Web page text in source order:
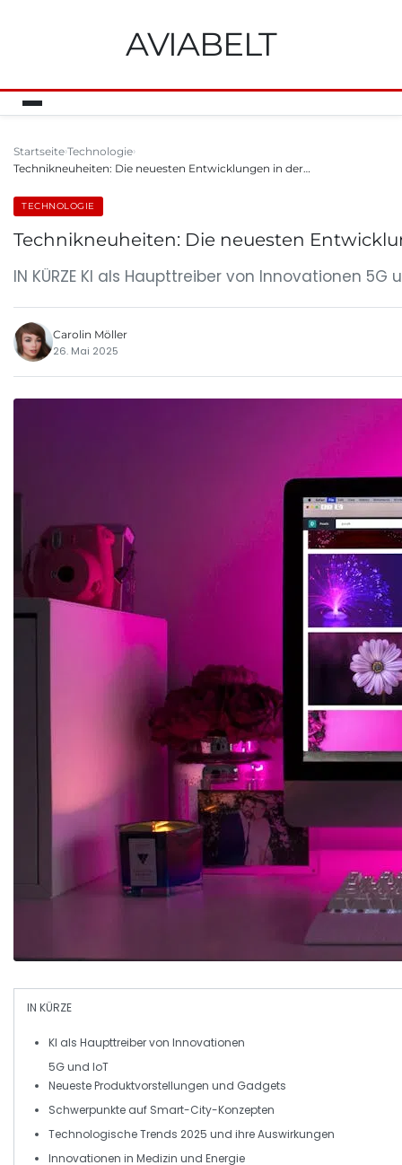
AVIABELT
Startseite Technologie
Technikneuheiten: Die neuesten Entwicklungen in der…
TECHNOLOGIE
Technikneuheiten: Die neuesten
IN KÜRZE KI als Haupttreiber von Innovationen
Carolin Möller
26. Mai 2025
IN KÜRZE
KI als Haupttreiber von Innovationen
5G und IoT
NeuesteProduktvorstellungen und Gadgets
Schwerpunkte auf Smart-City-Konzepten
TechnologischeTrends 2025 und ihre Auswirkungen
Innovationen in Medizin und Energie